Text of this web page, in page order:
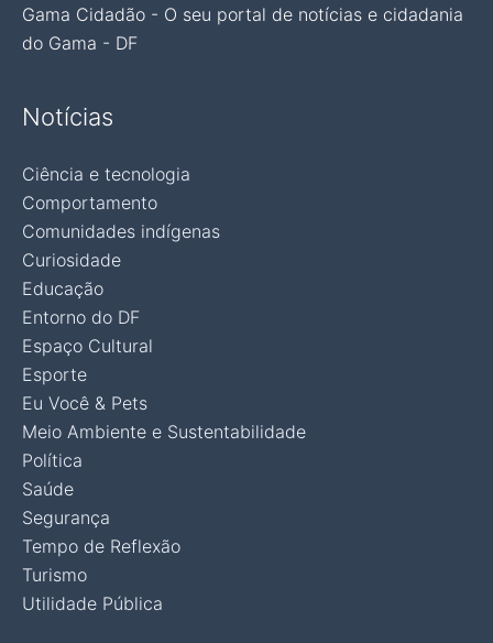
Gama Cidadão - O seu portal de notícias e cidadania
do Gama - DF
Notícias
Ciência e tecnologia
Comportamento
Comunidades indígenas
Curiosidade
Educação
Entorno do DF
Espaço Cultural
Esporte
Eu Você & Pets
Meio Ambiente e Sustentabilidade
Política
Saúde
Segurança
Tempo de Reflexão
Turismo
Utilidade Pública